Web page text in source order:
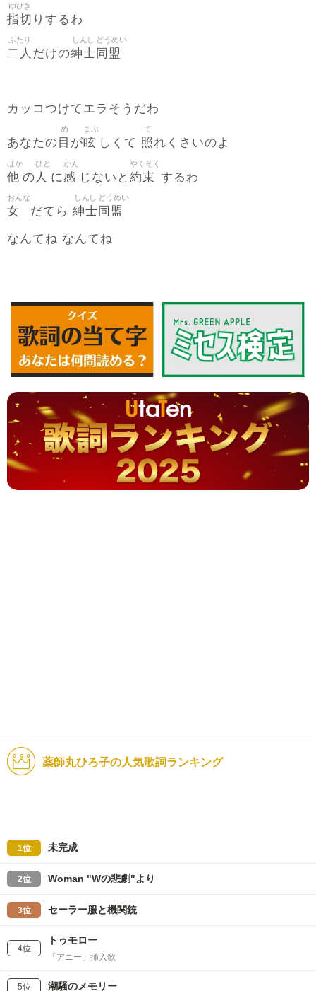
指切
ゆびき
りするわ
二人
ふたり
だけの紳士
しんし
同盟
どうめい
カッコつけてエラそうだわ
あなたの 目
め
が眩
まぶ
しくて 照
て
れくさいのよ
他
ほか
の 人
ひと
に感
かん
じないと 約束
やくそく
するわ
女
おんな
だてら 紳士
しんし
同盟
どうめい
なんてね なんてね
薬師丸ひろ子の人気歌詞ランキング
1位 未完成
2位 Woman "Wの悲劇"より
3位 セーラー服と機関銃
4位
トゥモロー
「アニー」挿入歌
5位 潮騒のメモリー